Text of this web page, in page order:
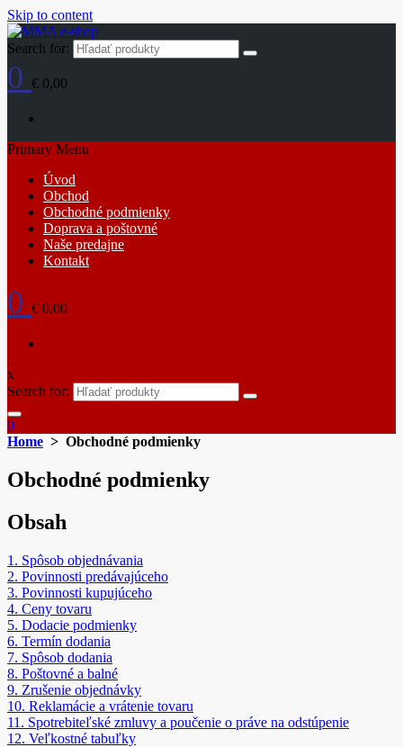
Skip to content
Search for:
0 € 0,00
Primary Menu
Úvod
Obchod
Obchodné podmienky
Doprava a poštovné
Naše predajne
Kontakt
0 € 0,00
x
Search for:
0
Home > Obchodné podmienky
Obchodné podmienky
Obsah
1. Spôsob objednávania
2. Povinnosti predávajúceho
3. Povinnosti kupujúceho
4. Ceny tovaru
5. Dodacie podmienky
6. Termín dodania
7. Spôsob dodania
8. Poštovné a balné
9. Zrušenie objednávky
10. Reklamácie a vrátenie tovaru
11. Spotrebiteľské zmluvy a poučenie o práve na odstúpenie
12. Veľkostné tabuľky